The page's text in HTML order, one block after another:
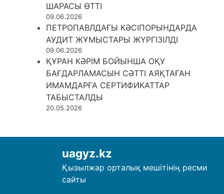
ШАРАСЫ ӨТТІ
09.06.2026
ПЕТРОПАВЛДАҒЫ КӘСІПОРЫНДАРДА
АУДИТ ЖҰМЫСТАРЫ ЖҮРГІЗІЛДІ
09.06.2026
ҚҰРАН КӘРІМ БОЙЫНША ОҚУ
БАҒДАРЛАМАСЫН СӘТТІ АЯҚТАҒАН
ИМАМДАРҒА СЕРТИФИКАТТАР
ТАБЫСТАЛДЫ
20.05.2026
uagyz.kz
Қызылжар орталық мешітінің ресми
сайты